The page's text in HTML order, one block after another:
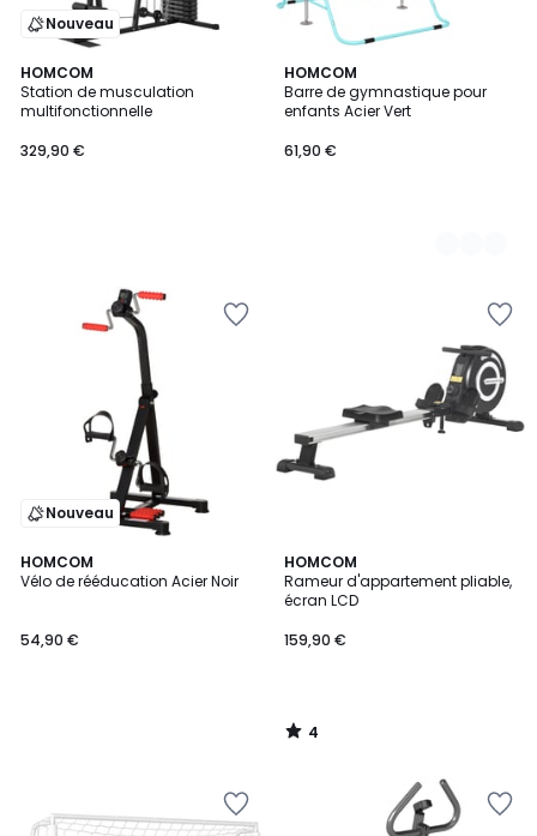
Nouveau
HOMCOM
Station de musculation
multifonctionnelle
329,90 €
HOMCOM
Barre de gymnastique pour
enfants Acier Vert
61,90 €
2
Couleurs
Nouveau
HOMCOM
Vélo de rééducation Acier Noir
54,90 €
HOMCOM
Rameur d'appartement pliable,
écran LCD
159,90 €
4
/
5
4
/